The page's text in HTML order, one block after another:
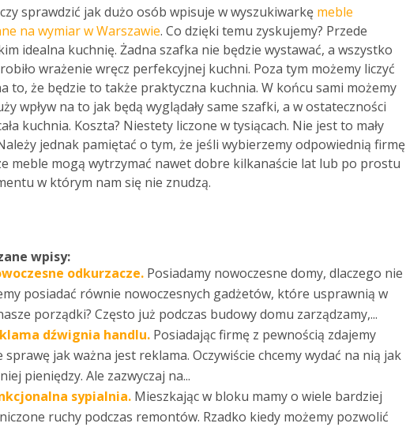
sprawdzić jak dużo osób wpisuje w wyszukiwarkę meble
na wymiar w Warszawie. Co dzięki temu zyskujemy? Przede
idealna kuchnię. Żadna szafka nie będzie wystawać, a wszystko
wrażenie wręcz perfekcyjnej kuchni. Poza tym możemy liczyć
to, że będzie to także praktyczna kuchnia. W końcu sami możemy
wpływ na to jak będą wyglądały same szafki, a w ostateczności
kuchnia. Koszta? Niestety liczone w tysiącach. Nie jest to mały
jednak pamiętać o tym, że jeśli wybierzemy odpowiednią firmę
meble mogą wytrzymać nawet dobre kilkanaście lat lub po prostu
w którym nam się nie znudzą.
wpisy:
odkurzacze. Posiadamy nowoczesne domy, dlaczego nie
posiadać równie nowoczesnych gadżetów, które usprawnią w
porządki? Często już podczas budowy domu zarządzamy,...
dźwignia handlu. Posiadając firmę z pewnością zdajemy
sprawę jak ważna jest reklama. Oczywiście chcemy wydać na nią jak
pieniędzy. Ale zazwyczaj na...
sypialnia. Mieszkając w bloku mamy o wiele bardziej
ruchy podczas remontów. Rzadko kiedy możemy pozwolić